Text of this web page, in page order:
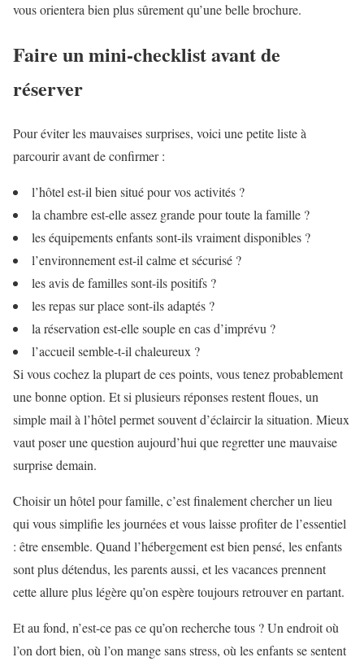
vous orientera bien plus sûrement qu’une belle brochure.
Faire un mini-checklist avant de
réserver
Pour éviter les mauvaises surprises, voici une petite liste à
parcourir avant de confirmer :
l’hôtel est-il bien situé pour vos activités ?
la chambre est-elle assez grande pour toute la famille ?
les équipements enfants sont-ils vraiment disponibles ?
l’environnement est-il calme et sécurisé ?
les avis de familles sont-ils positifs ?
les repas sur place sont-ils adaptés ?
la réservation est-elle souple en cas d’imprévu ?
l’accueil semble-t-il chaleureux ?
Si vous cochez la plupart de ces points, vous tenez probablement
une bonne option. Et si plusieurs réponses restent floues, un
simple mail à l’hôtel permet souvent d’éclaircir la situation. Mieux
vaut poser une question aujourd’hui que regretter une mauvaise
surprise demain.
Choisir un hôtel pour famille, c’est finalement chercher un lieu
qui vous simplifie les journées et vous laisse profiter de l’essentiel
: être ensemble. Quand l’hébergement est bien pensé, les enfants
sont plus détendus, les parents aussi, et les vacances prennent
cette allure plus légère qu’on espère toujours retrouver en partant.
Et au fond, n’est-ce pas ce qu’on recherche tous ? Un endroit où
l’on dort bien, où l’on mange sans stress, où les enfants se sentent